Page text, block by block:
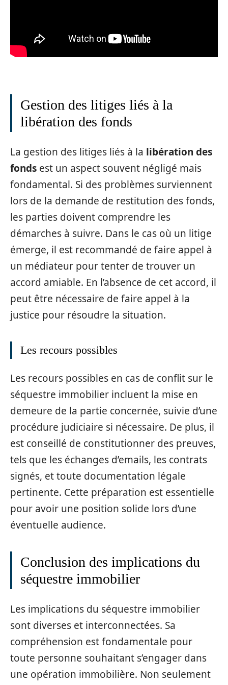
Gestion des litiges liés à la
libération des fonds
La gestion des litiges liés à la libération des
fonds est un aspect souvent négligé mais
fondamental. Si des problèmes surviennent
lors de la demande de restitution des fonds,
les parties doivent comprendre les
démarches à suivre. Dans le cas où un litige
émerge, il est recommandé de faire appel à
un médiateur pour tenter de trouver un
accord amiable. En l’absence de cet accord, il
peut être nécessaire de faire appel à la
justice pour résoudre la situation.
Les recours possibles
Les recours possibles en cas de conflit sur le
séquestre immobilier incluent la mise en
demeure de la partie concernée, suivie d’une
procédure judiciaire si nécessaire. De plus, il
est conseillé de constitutionner des preuves,
tels que les échanges d’emails, les contrats
signés, et toute documentation légale
pertinente. Cette préparation est essentielle
pour avoir une position solide lors d’une
éventuelle audience.
Conclusion des implications du
séquestre immobilier
Les implications du séquestre immobilier
sont diverses et interconnectées. Sa
compréhension est fondamentale pour
toute personne souhaitant s’engager dans
une opération immobilière. Non seulement